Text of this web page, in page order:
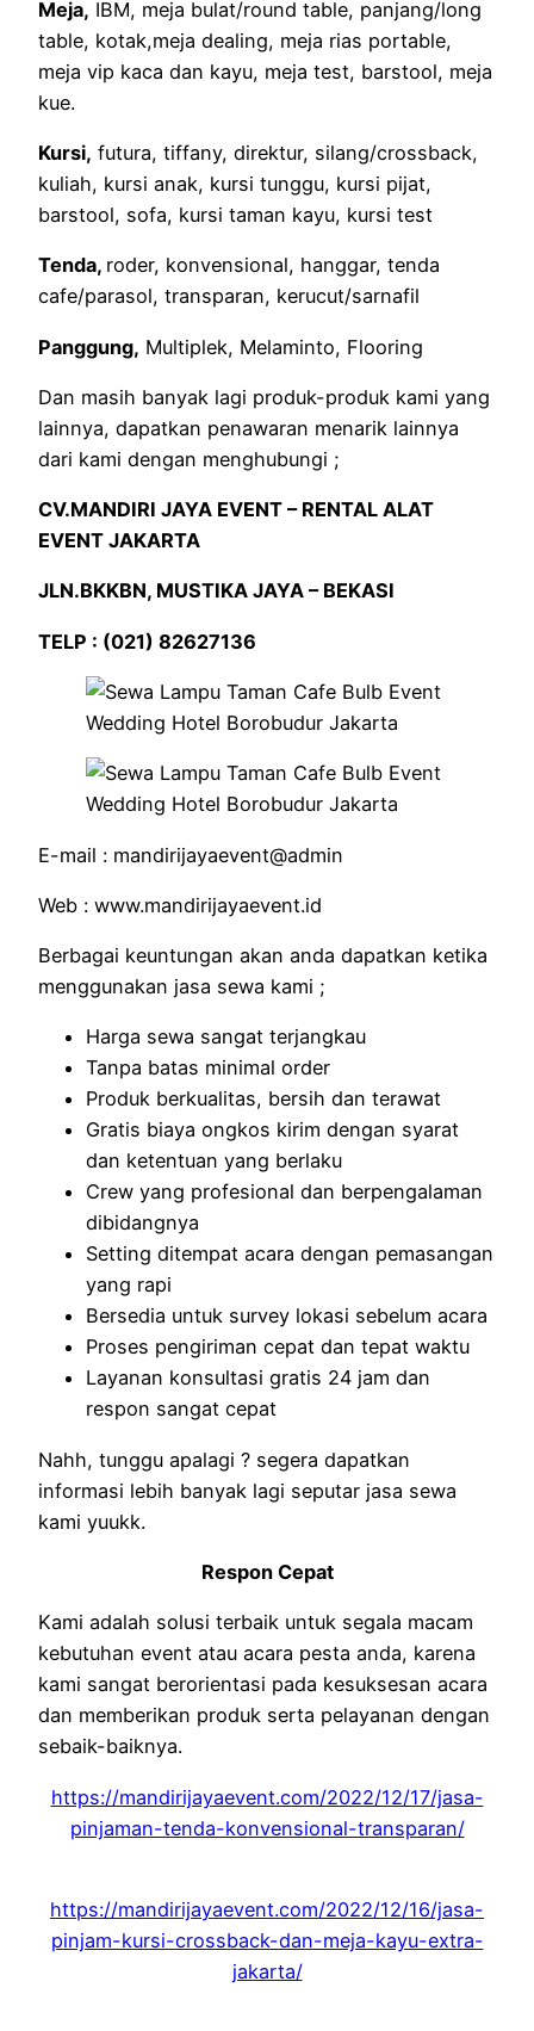
Meja, IBM, meja bulat/round table, panjang/long
table, kotak,meja dealing, meja rias portable,
meja vip kaca dan kayu, meja test, barstool, meja
kue.
Kursi, futura, tiffany, direktur, silang/crossback,
kuliah, kursi anak, kursi tunggu, kursi pijat,
barstool, sofa, kursi taman kayu, kursi test
Tenda, roder, konvensional, hanggar, tenda
cafe/parasol, transparan, kerucut/sarnafil
Panggung, Multiplek, Melaminto, Flooring
Dan masih banyak lagi produk-produk kami yang
lainnya, dapatkan penawaran menarik lainnya
dari kami dengan menghubungi ;
CV.MANDIRI JAYA EVENT – RENTAL ALAT
EVENT JAKARTA
JLN.BKKBN, MUSTIKA JAYA – BEKASI
TELP : (021) 82627136
E-mail : mandirijayaevent@admin
Web : www.mandirijayaevent.id
Berbagai keuntungan akan anda dapatkan ketika
menggunakan jasa sewa kami ;
Harga sewa sangat terjangkau
Tanpa batas minimal order
Produk berkualitas, bersih dan terawat
Gratis biaya ongkos kirim dengan syarat
dan ketentuan yang berlaku
Crew yang profesional dan berpengalaman
dibidangnya
Setting ditempat acara dengan pemasangan
yang rapi
Bersedia untuk survey lokasi sebelum acara
Proses pengiriman cepat dan tepat waktu
Layanan konsultasi gratis 24 jam dan
respon sangat cepat
Nahh, tunggu apalagi ? segera dapatkan
informasi lebih banyak lagi seputar jasa sewa
kami yuukk.
Respon Cepat
Kami adalah solusi terbaik untuk segala macam
kebutuhan event atau acara pesta anda, karena
kami sangat berorientasi pada kesuksesan acara
dan memberikan produk serta pelayanan dengan
sebaik-baiknya.
https://mandirijayaevent.com/2022/12/17/jasa-
pinjaman-tenda-konvensional-transparan/
https://mandirijayaevent.com/2022/12/16/jasa-
pinjam-kursi-crossback-dan-meja-kayu-extra-
jakarta/